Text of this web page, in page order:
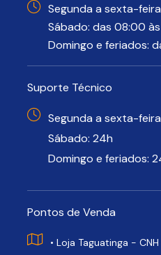
Segunda a sexta-
Sábado: das 08:00
Domingo e feriados:
Suporte Técnico
Segunda a sexta-
Sábado: 24h
Domingo e feriados:
Pontos de Venda
• Loja Taguatinga -